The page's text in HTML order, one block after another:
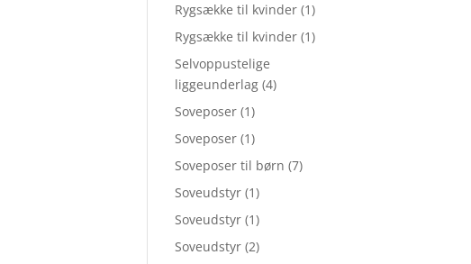
Rygsække til kvinder (1)
Rygsække til kvinder (1)
Selvoppustelige
liggeunderlag (4)
Soveposer (1)
Soveposer (1)
Soveposer til børn (7)
Soveudstyr (1)
Soveudstyr (1)
Soveudstyr (2)